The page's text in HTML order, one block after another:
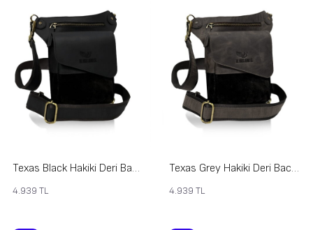
Texas Black Hakiki Deri Bacak Çantası
4.939 TL
Texas Grey Hakiki Deri Bacak Çantası
4.939 TL